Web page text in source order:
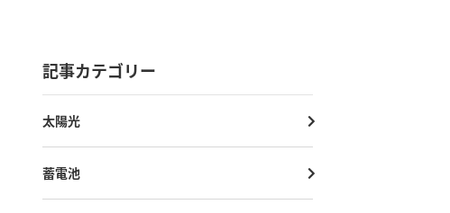
記事カテゴリー
太陽光
蓄電池